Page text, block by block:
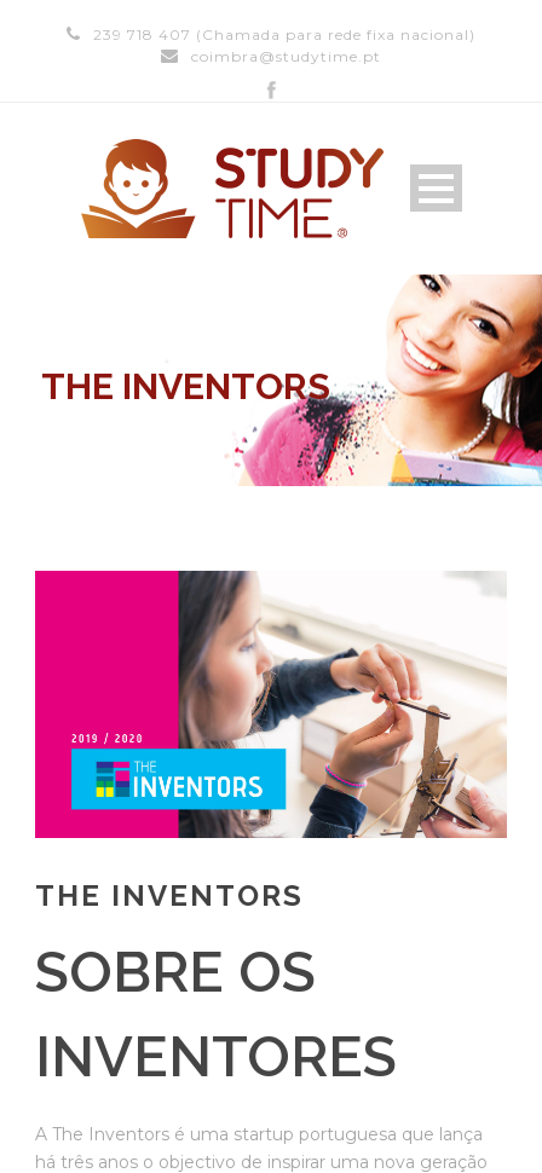
239 718 407 (Chamada para rede fixa nacional)
coimbra@studytime.pt
THE INVENTORS
THE INVENTORS
SOBRE OS
INVENTORES
A The Inventors é uma startup portuguesa que lança
há três anos o objectivo de inspirar uma nova geração